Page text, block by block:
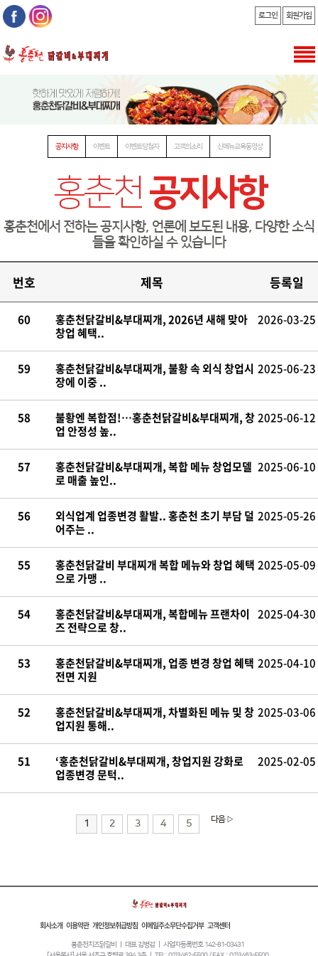
로그인 회원가입
공지사항 이벤트 이벤트당첨자 고객의소리 신메뉴교육동영상
홍춘천 공지사항
홍춘천에서 전하는 공지사항, 언론에 보도된 내용, 다양한 소식
들을 확인하실 수 있습니다
번호 제목 등록일
60
홍춘천닭갈비&부대찌개, 2026년 새해 맞아
창업 혜택..
2026-03-25
59
홍춘천닭갈비&부대찌개, 불황 속 외식 창업시
장에 이중 ..
2025-06-23
58
불황엔 복합점!…홍춘천닭갈비&부대찌개, 창
업 안정성 높..
2025-06-12
57
홍춘천닭갈비&부대찌개, 복합 메뉴 창업모델
로 매출 높인..
2025-06-10
56
외식업계 업종변경 활발.. 홍춘천 초기 부담 덜
어주는 ..
2025-05-26
55
홍춘천닭갈비 부대찌개 복합 메뉴와 창업 혜택
으로 가맹 ..
2025-05-09
54
홍춘천닭갈비&부대찌개, 복합메뉴 프랜차이
즈 전략으로 창..
2025-04-30
53
홍춘천닭갈비&부대찌개, 업종 변경 창업 혜택
전면 지원
2025-04-10
52
홍춘천닭갈비&부대찌개, 차별화된 메뉴 및 창
업지원 통해..
2025-03-06
51
‘홍춘천닭갈비&부대찌개, 창업지원 강화로
업종변경 문턱..
2025-02-05
1 2 3 4 5 다음 ▷
회사소개 이용약관 개인정보취급방침 이메일주소무단수집거부 고객센터
홍춘천치즈닭갈비 ㅣ 대표 김병갑 ㅣ 사업자등록번호 142-81-03431